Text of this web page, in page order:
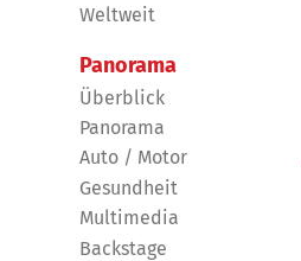
Weltweit
Panorama
Überblick
Panorama
Auto / Motor
Gesundheit
Multimedia
Backstage